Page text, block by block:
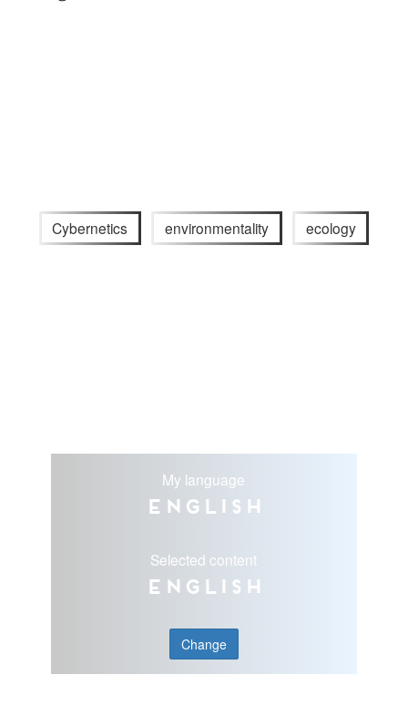
Cybernetics environmentality ecology
My language
English
Selected content
English
Change